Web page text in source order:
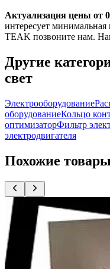
Актуализация цены от
интересует
TEAK позвоните нам.
Другие
свет
Электрооборудование
оборудованиеКольцо
оптимизаторФильтр
электродвигателя
Похожие товары